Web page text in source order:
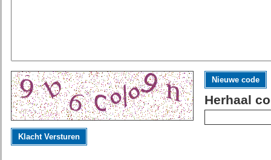
Nieuwe code
Herhaal
Klacht Versturen